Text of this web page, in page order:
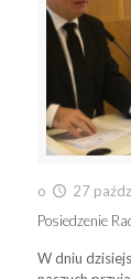
o
27
Posiedzenie
W dniu